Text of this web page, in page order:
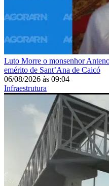
Luto Morre o monsenhor
emérito de Sant’Ana de Caicó
06/08/2026 às 09:04
Infraestrutura